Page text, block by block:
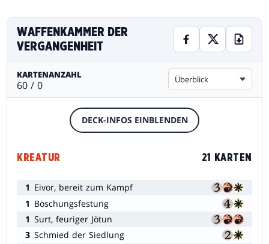
WAFFENKAMMER DER
VERGANGENHEIT
KARTENANZAHL
60 / 0 Überblick
DECK-INFOS EINBLENDEN
KREATUR 21 KARTEN
1 Eivor, bereit zum Kampf
1 Böschungsfestung
1 Surt, feuriger Jötun
3 Schmied der Siedlung